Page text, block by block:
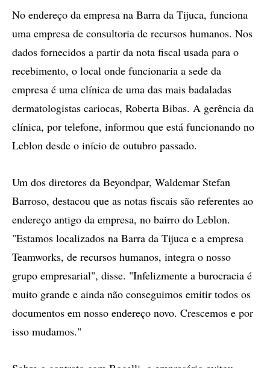
No endereço da empresa na Barra da Tijuca, funciona
uma empresa de consultoria de recursos humanos. Nos
dados fornecidos a partir da nota fiscal usada para o
recebimento, o local onde funcionaria a sede da
empresa é uma clínica de uma das mais badaladas
dermatologistas cariocas, Roberta Bibas. A gerência da
clínica, por telefone, informou que está funcionando no
Leblon desde o início de outubro passado.
Um dos diretores da Beyondpar, Waldemar Stefan
Barroso, destacou que as notas fiscais são referentes ao
endereço antigo da empresa, no bairro do Leblon.
"Estamos localizados na Barra da Tijuca e a empresa
Teamworks, de recursos humanos, integra o nosso
grupo empresarial", disse. "Infelizmente a burocracia é
muito grande e ainda não conseguimos emitir todos os
documentos em nosso endereço novo. Crescemos e por
isso mudamos."